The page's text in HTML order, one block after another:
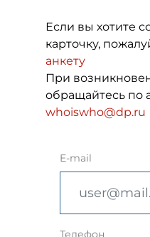
Если вы хотите
карточку,
анкету
При
обращайтесь по
whoiswho@dp.ru
E-mail
Телефон